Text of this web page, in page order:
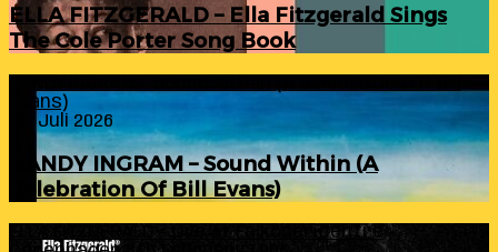
ELLA FITZGERALD – Ella Fitzgerald Sings
The Cole Porter Song Book
Evans)
24. Juli 2026
RANDY INGRAM – Sound Within (A
Celebration Of Bill Evans)
ELLA FITZGERALD – Live At Falkoner Centre